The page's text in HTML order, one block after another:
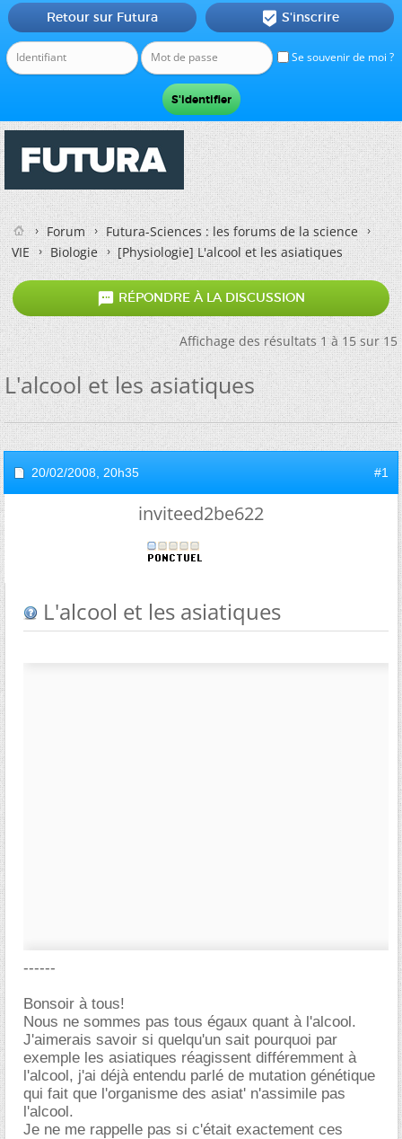
Se souvenir de moi ?
Retour sur Futura  S'inscrire
Forum
Futura-Sciences : les forums de la science
VIE
Biologie [Physiologie]L'alcool et les asiatiques
 RÉPONDRE À LA DISCUSSION
Affichage des résultats 1 à 15 sur 15
L'alcool et les asiatiques
20/02/2008, 20h35 #1
inviteed2be622
L'alcool et les asiatiques
------
Bonsoir à tous!
Nous ne sommes pas tous égaux quant à l'alcool.
J'aimerais savoir si quelqu'un sait pourquoi par
exemple les asiatiques réagissent différemment à
l'alcool, j'ai déjà entendu parlé de mutation génétique
qui fait que l'organisme des asiat' n'assimile pas
l'alcool.
Je ne me rappelle pas si c'était exactement ces